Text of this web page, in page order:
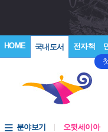
HOME 국내도서 전자책
분야보기 오뒷세이아